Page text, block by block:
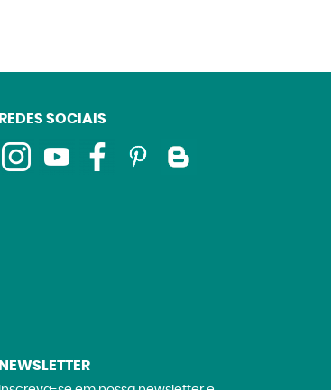
REDES SOCIAIS
NEWSLETTER